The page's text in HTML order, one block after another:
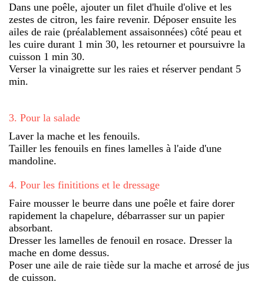
Dans une poêle, ajouter un filet d'huile d'olive et les
zestes de citron, les faire revenir. Déposer ensuite les
ailes de raie (préalablement assaisonnées) côté peau et
les cuire durant 1 min 30, les retourner et poursuivre la
cuisson 1 min 30.
Verser la vinaigrette sur les raies et réserver pendant 5
min.
3. Pour la salade
Laver la mache et les fenouils.
Tailler les fenouils en fines lamelles à l'aide d'une
mandoline.
4. Pour les finititions et le dressage
Faire mousser le beurre dans une poêle et faire dorer
rapidement la chapelure, débarrasser sur un papier
absorbant.
Dresser les lamelles de fenouil en rosace. Dresser la
mache en dome dessus.
Poser une aile de raie tiède sur la mache et arrosé de jus
de cuisson.